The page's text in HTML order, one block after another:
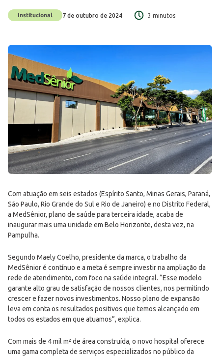
7 de outubro de 2024 3 minutos
Institucional
Com atuação em seis estados (Espírito Santo, Minas Gerais, Paraná,
São Paulo, Rio Grande do Sul e Rio de Janeiro) e no Distrito Federal,
a MedSênior, plano de saúde para terceira idade, acaba de
inaugurar mais uma unidade em Belo Horizonte, desta vez, na
Pampulha.
Segundo Maely Coelho, presidente da marca, o trabalho da
MedSênior é contínuo e a meta é sempre investir na ampliação da
rede de atendimento, com foco na saúde integral. “Esse modelo
garante alto grau de satisfação de nossos clientes, nos permitindo
crescer e fazer novos investimentos. Nosso plano de expansão
leva em conta os resultados positivos que temos alcançado em
todos os estados em que atuamos”, explica.
Com mais de 4 mil m² de área construída, o novo hospital oferece
uma gama completa de serviços especializados no público da